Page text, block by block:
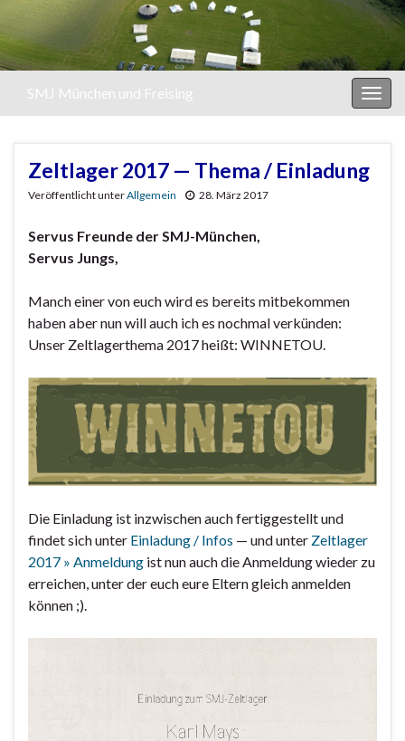
SMJ München und Freising
Zeltlager 2017 — Thema / Einladung
Veröffentlicht unterAllgemein 28. März 2017
Servus Freunde der SMJ-München,
Servus Jungs,
Manch einer von euch wird es bereits mitbekommen
haben aber nun will auch ich es nochmal verkünden:
Unser Zeltlagerthema 2017 heißt: WINNETOU.
Die Einladung ist inzwischen auch fertiggestellt und
findet sich unter Einladung / Infos — und unter Zeltlager
2017 » Anmeldung ist nun auch die Anmeldung wieder zu
erreichen, unter der euch eure Eltern gleich anmelden
können ;).